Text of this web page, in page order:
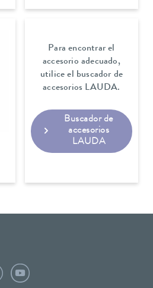
Para encontrar el
accesorio adecuado,
utilice el buscador de
accesorios LAUDA.
Buscador de
accesorios
LAUDA